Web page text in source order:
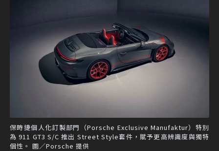
保時捷個人化訂製部門（Porsche Exclusive Manufaktur）特別
為 911 GT3 S/C 推出 Street Style套件，賦予更高辨識度與獨特
個性。 圖／Porsche 提供